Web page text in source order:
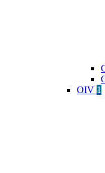
OIV 1